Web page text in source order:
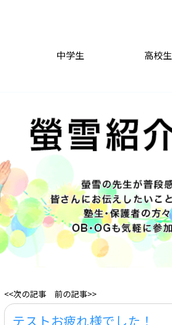
中学生 高校生
<<次の記事 前の記事>>
テストお疲れ様でした！